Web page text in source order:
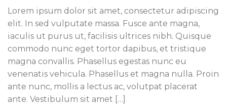
Lorem ipsum dolor sit amet, consectetur adipiscing
elit. In sed vulputate massa. Fusce ante magna,
iaculis ut purus ut, facilisis ultrices nibh. Quisque
commodo nunc eget tortor dapibus, et tristique
magna convallis. Phasellus egestas nunc eu
venenatis vehicula. Phasellus et magna nulla. Proin
ante nunc, mollis a lectus ac, volutpat placerat
ante. Vestibulum sit amet […]